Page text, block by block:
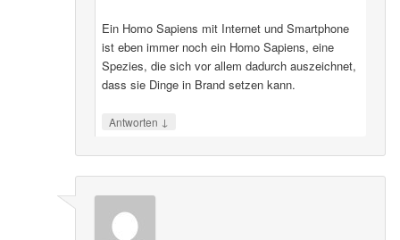
Ein Homo Sapiens mit Internet und Smartphone
ist eben immer noch ein Homo Sapiens, eine
Spezies, die sich vor allem dadurch auszeichnet,
dass sie Dinge in Brand setzen kann.
Antworten ↓